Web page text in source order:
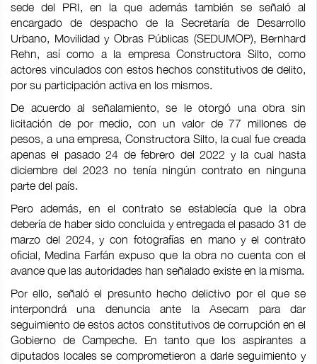
sede del PRI, en la que además también se señaló al
encargado de despacho de la Secretaría de Desarrollo
Urbano, Movilidad y Obras Públicas (SEDUMOP), Bernhard
Rehn, así como a la empresa Constructora Silto, como
actores vinculados con estos hechos constitutivos de delito,
por su participación activa en los mismos.
De acuerdo al señalamiento, se le otorgó una obra sin
licitación de por medio, con un valor de 77 millones de
pesos, a una empresa, Constructora Silto, la cual fue creada
apenas el pasado 24 de febrero del 2022 y la cual hasta
diciembre del 2023 no tenía ningún contrato en ninguna
parte del país.
Pero además, en el contrato se establecía que la obra
debería de haber sido concluida y entregada el pasado 31 de
marzo del 2024, y con fotografías en mano y el contrato
oficial, Medina Farfán expuso que la obra no cuenta con el
avance que las autoridades han señalado existe en la misma.
Por ello, señaló el presunto hecho delictivo por el que se
interpondrá una denuncia ante la Asecam para dar
seguimiento de estos actos constitutivos de corrupción en el
Gobierno de Campeche. En tanto que los aspirantes a
diputados locales se comprometieron a darle seguimiento y